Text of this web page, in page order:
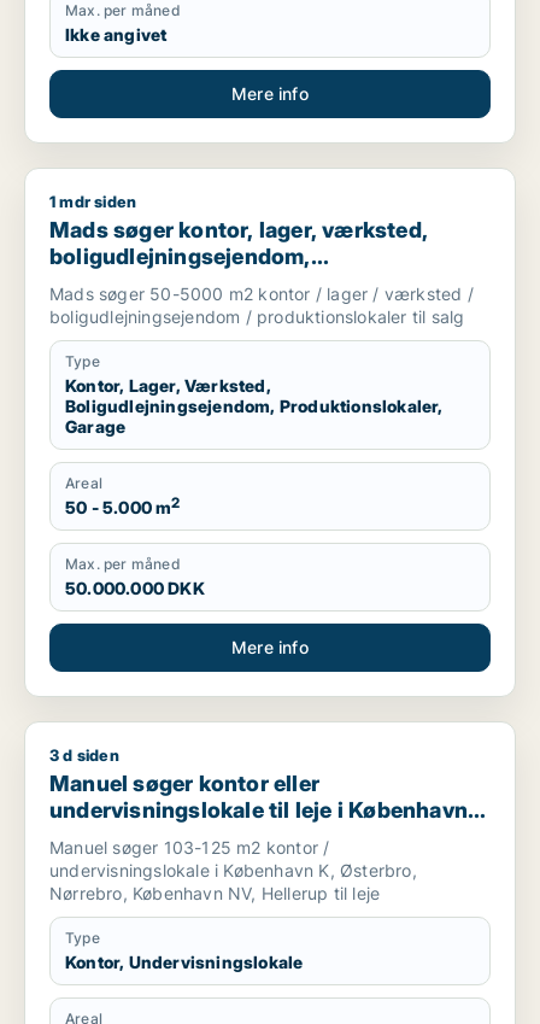
Max. per måned
Ikke angivet
Mere info
Mads søger kontor, lager, værksted,
1 mdr siden
Mads søger kontor, lager, værksted,
boligudlejningsejendom,
produktionslokaler eller garage til salg i
København
Mads søger 50-5000 m2 kontor / lager / værksted /
boligudlejningsejendom / produktionslokaler til salg
Type
Kontor, Lager, Værksted,
Boligudlejningsejendom, Produktionslokaler,
Garage
Areal
50 - 5.000 m2
Max. per måned
50.000.000 DKK
Mere info
Manuel søger kontor eller undervisningslokale til leje i
3 d siden
Manuel søger kontor eller
undervisningslokale til leje i København
K, Østerbro eller Nørrebro m.fl.
Manuel søger 103-125 m2 kontor /
undervisningslokale i København K, Østerbro,
Nørrebro, København NV, Hellerup til leje
Type
Kontor, Undervisningslokale
Areal